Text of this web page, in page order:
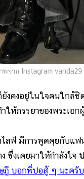
พจาก Instagram vanda29
งคงอยู่ในใจคนใกล้ชิ
ให้ภรรยาของพระเอก
ลฟ์ มีการพูดคุยกับแฟ
ซึ่งเคยมาให้กำลังใจ
ฎี บอกพี่ปอสู้ ๆ นะครับ